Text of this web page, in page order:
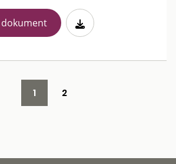
1 2